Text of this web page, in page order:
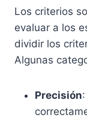
Los criterios
evaluar a los
dividir los
Algunas
Precisión